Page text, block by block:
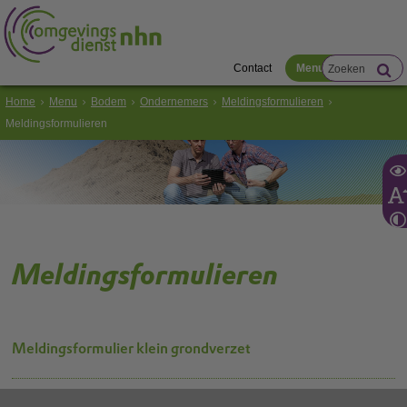
Contact Menu
Home Menu Bodem Ondernemers
Meldingsformulieren
Meldingsformulieren
Meldingsformulieren
Meldingsformulier klein grondverzet